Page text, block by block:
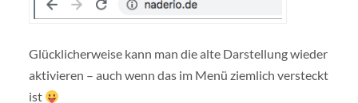
Glücklicherweise kann man die alte Darstellung wieder
aktivieren – auch wenn das im Menü ziemlich versteckt
ist